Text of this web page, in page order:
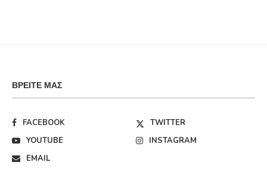
ΒΡΕΊΤΕ ΜΑΣ
FACEBOOK
TWITTER
YOUTUBE
INSTAGRAM
EMAIL